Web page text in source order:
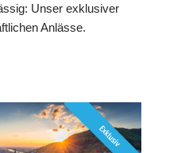
Unser exklusiver
Anlässe.